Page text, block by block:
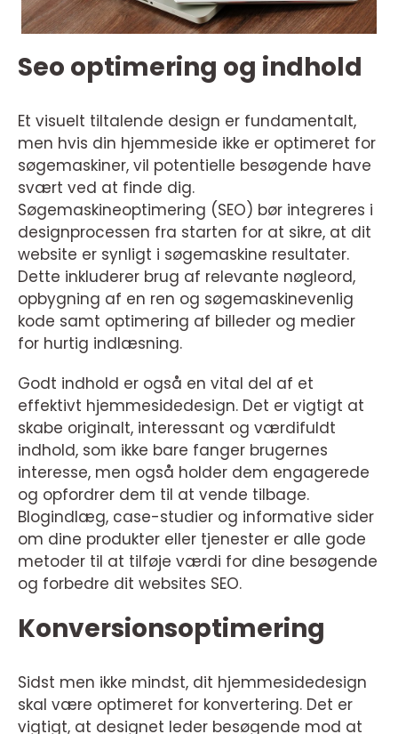
Seo optimering og indhold
Et visuelt tiltalende design er fundamentalt,
men hvis din hjemmeside ikke er optimeret for
søgemaskiner, vil potentielle besøgende have
svært ved at finde dig.
Søgemaskineoptimering (SEO) bør integreres i
designprocessen fra starten for at sikre, at dit
website er synligt i søgemaskine resultater.
Dette inkluderer brug af relevante nøgleord,
opbygning af en ren og søgemaskinevenlig
kode samt optimering af billeder og medier
for hurtig indlæsning.
Godt indhold er også en vital del af et
effektivt hjemmesidedesign. Det er vigtigt at
skabe originalt, interessant og værdifuldt
indhold, som ikke bare fanger brugernes
interesse, men også holder dem engagerede
og opfordrer dem til at vende tilbage.
Blogindlæg, case-studier og informative sider
om dine produkter eller tjenester er alle gode
metoder til at tilføje værdi for dine besøgende
og forbedre dit websites SEO.
Konversionsoptimering
Sidst men ikke mindst, dit hjemmesidedesign
skal være optimeret for konvertering. Det er
vigtigt, at designet leder besøgende mod at